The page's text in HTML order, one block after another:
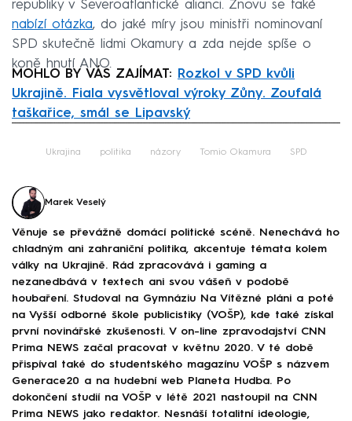
republiky v Severoatlantické alianci. Znovu se také
nabízí otázka, do jaké míry jsou ministři nominovaní
SPD skutečně lidmi Okamury a zda nejde spíše o
koně hnutí ANO.
MOHLO BY VÁS ZAJÍMAT:
Rozkol v SPD kvůli
Ukrajině. Fiala vysvětloval výroky Zůny. Zoufalá
taškařice, smál se Lipavský
Ukrajina politika názory Tomio Okamura SPD
Marek Veselý
Věnuje se převážně domácí politické scéně. Nenechává ho
chladným ani zahraniční politika, akcentuje témata kolem
války na Ukrajině. Rád zpracovává i gaming a
nezanedbává v textech ani svou vášeň v podobě
houbaření. Studoval na Gymnáziu Na Vítězné pláni a poté
na Vyšší odborné škole publicistiky (VOŠP), kde také získal
první novinářské zkušenosti. V on-line zpravodajství CNN
Prima NEWS začal pracovat v květnu 2020. V té době
přispíval také do studentského magazínu VOŠP s názvem
Generace20 a na hudební web Planeta Hudba. Po
dokončení studií na VOŠP v létě 2021 nastoupil na CNN
Prima NEWS jako redaktor. Nesnáší totalitní ideologie,